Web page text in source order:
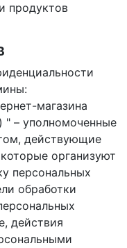
продуктов
магазина
" – уполномоченные
действующие
организуют
персональных
обработки
действия